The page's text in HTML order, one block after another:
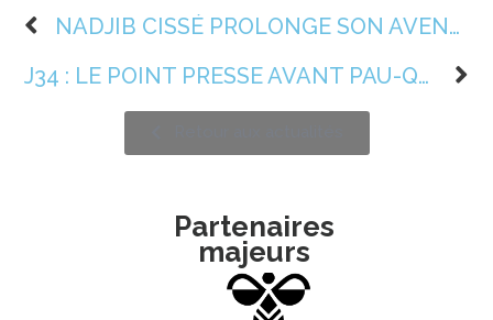
NADJIB CISSÉ PROLONGE SON AVENTURE QUEVILLAISE
J34 : LE POINT PRESSE AVANT PAU-QRM
Partenaires
majeurs